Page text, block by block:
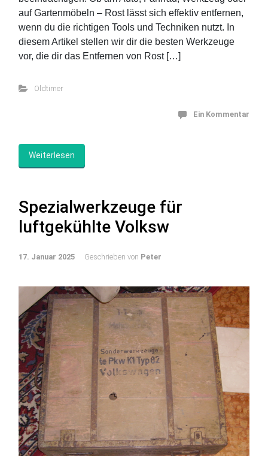
auf Gartenmöbeln – Rost lässt sich effektiv entfernen,
wenn du die richtigen Tools und Techniken nutzt. In
diesem Artikel stellen wir dir die besten Werkzeuge
vor, die dir das Entfernen von Rost […]
Oldtimer
Ein Kommentar
Weiterlesen
Spezialwerkzeuge für
luftgekühlte Volksw
17. Januar 2025 Geschrieben von Peter